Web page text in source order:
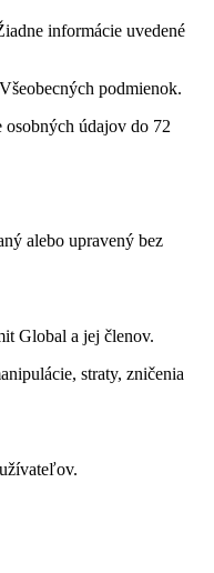
informácie uvedené
podmienok.
údajov do 72
alebo upravený bez
Global a jej členov.
straty, zničenia